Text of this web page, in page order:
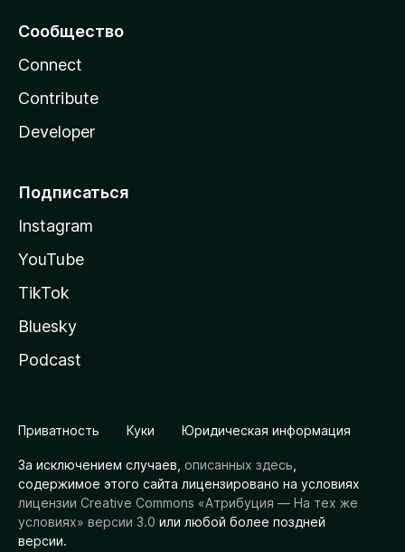
Сообщество
Connect
Contribute
Developer
Подписаться
Instagram
YouTube
TikTok
Bluesky
Podcast
Приватность Куки Юридическая информация
За исключением случаев, описанных здесь
содержимое этого сайта лицензировано на условиях
лицензии Creative Commons «Атрибуция — На тех же
условиях» версии 3.0 или любой более поздней
версии.